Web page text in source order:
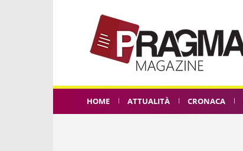
HOME ATTUALITÀ CRONACA